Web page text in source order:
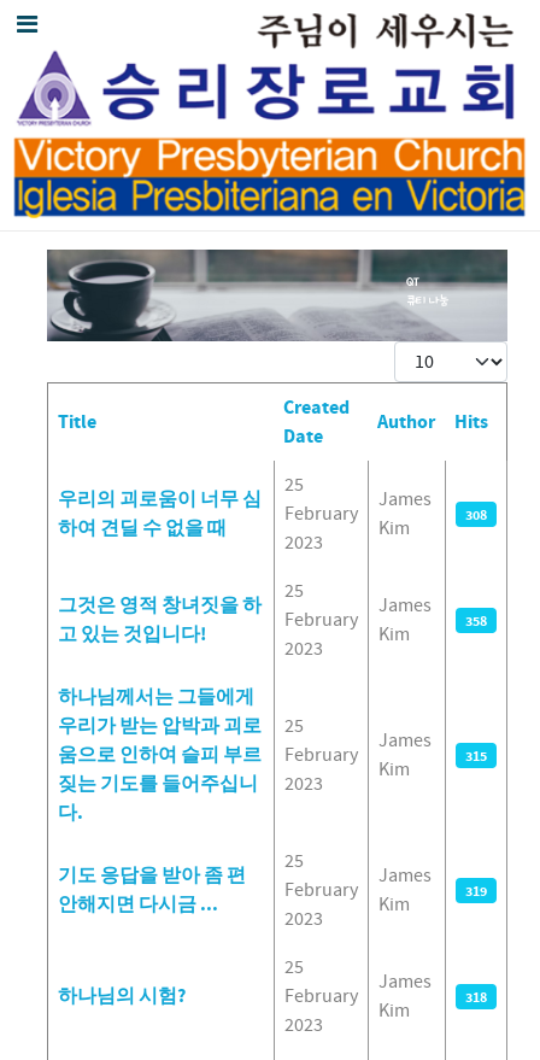
Display #
Title
Created
Date
Author Hits
우리의 괴로움이 너무 심
하여 견딜 수 없을 때
25
February
2023
James
Kim
308
그것은 영적 창녀짓을 하
고 있는 것입니다!
25
February
2023
James
Kim
358
하나님께서는 그들에게
우리가 받는 압박과 괴로
움으로 인하여 슬피 부르
짖는 기도를 들어주십니
다.
25
February
2023
James
Kim
315
기도 응답을 받아 좀 편
안해지면 다시금 ...
25
February
2023
James
Kim
319
하나님의 시험?
25
February
2023
James
Kim
318